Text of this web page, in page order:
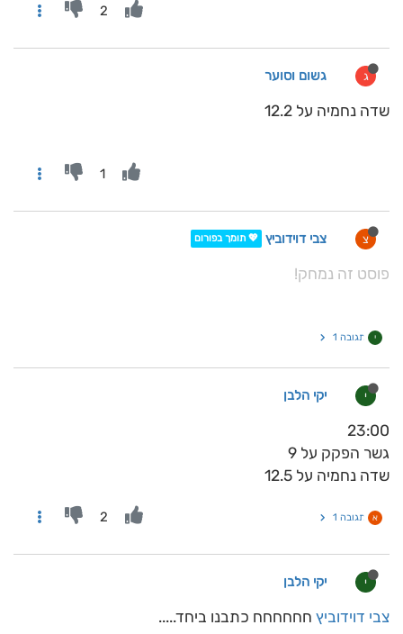
2
ג גשום וסוער
שדה נחמיה על 12.2
1
צ צבי דוידוביץ 💖 תומך בפורום
פוסט זה נמחק!
י תגובה 1
י יקי הלבן
23:00
גשר הפקק על 9
שדה נחמיה על 12.5
א תגובה 1 2
י יקי הלבן
צבי דוידוביץ חחחחחח כתבנו ביחד.....